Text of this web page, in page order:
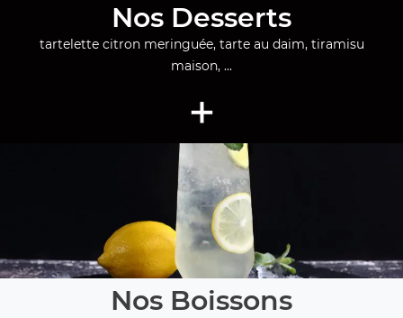
Nos Desserts
tartelette citron meringuée, tarte au daim, tiramisu
maison, ...
+
Nos Boissons